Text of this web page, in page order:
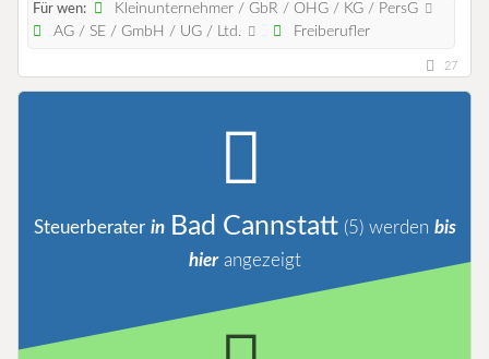
Für wen:
Kleinunternehmer / GbR / OHG / KG / PersG
AG / SE / GmbH / UG / Ltd.
Freiberufler
27
Steuerberater in Bad Cannstatt (5)werden bis
hierangezeigt